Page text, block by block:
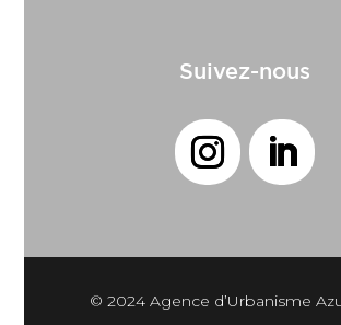
Suivez-nous
© 2024 Agence d’Urbanisme